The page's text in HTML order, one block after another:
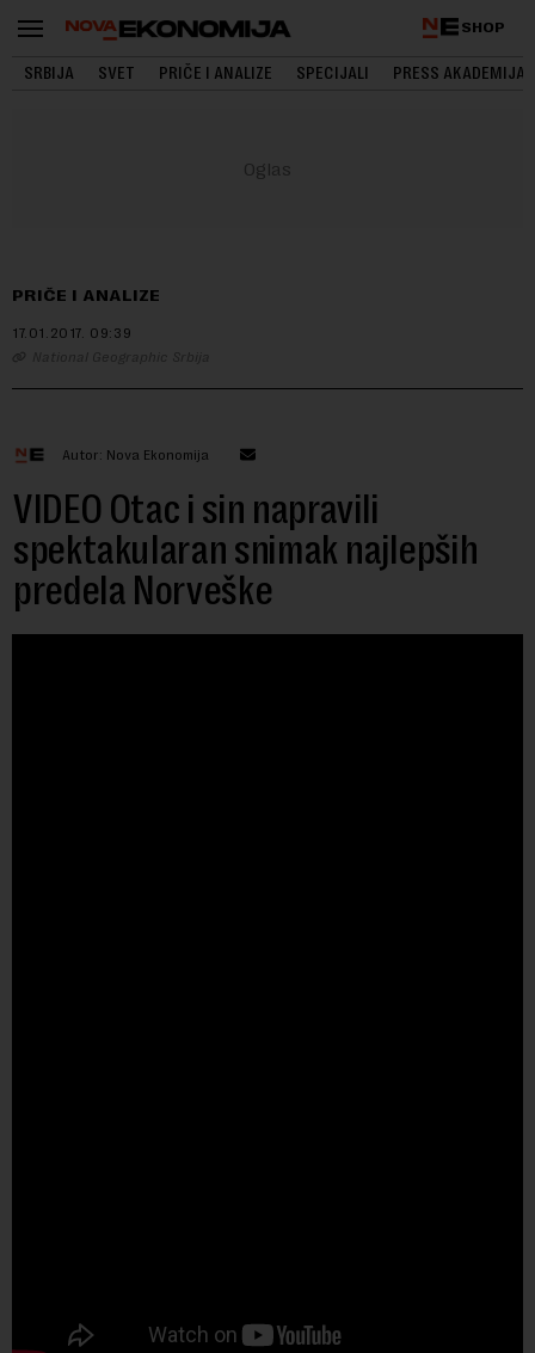
SHOP
SRBIJA SVET PRIČE I ANALIZE SPECIJALI PRESS AKADEMIJA
PRIČE I ANALIZE
17.01.2017. 09:39
National Geographic Srbija
Autor: Nova Ekonomija
VIDEO Otac i sin napravili
spektakularan snimak najlepših
predela Norveške